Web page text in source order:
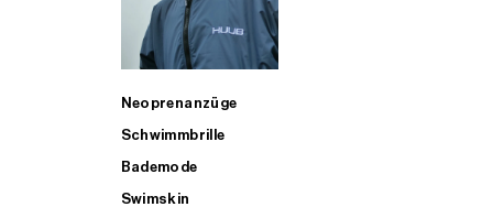
Neoprenanzüge
Schwimmbrille
Bademode
Swimskin